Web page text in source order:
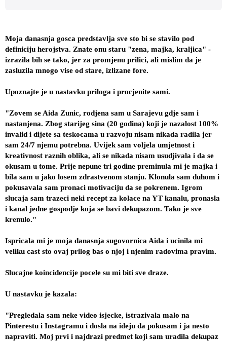
Moja danasnja gosca predstavlja sve sto bi se stavilo pod
definiciju herojstva. Znate onu staru "zena, majka, kraljica" -
izrazila bih se tako, jer za promjenu prilici, ali mislim da je
zasluzila mnogo vise od stare, izlizane fore.
Upoznajte je u nastavku priloga i procjenite sami.
"Zovem se Aida Zunic, rodjena sam u Sarajevu gdje sam i
nastanjena. Zbog starijeg sina (20 godina) koji je nazalost 100%
invalid i dijete sa teskocama u razvoju nisam nikada radila jer
sam 24/7 njemu potrebna. Uvijek sam voljela umjetnost i
kreativnost raznih oblika, ali se nikada nisam usudjivala i da se
okusam u tome. Prije nepune tri godine preminula mi je majka i
bila sam u jako losem zdrastvenom stanju. Klonula sam duhom i
pokusavala sam pronaci motivaciju da se pokrenem. Igrom
slucaja sam trazeci neki recept za kolace na YT kanalu, pronasla
i kanal jedne gospodje koja se bavi dekupazom. Tako je sve
krenulo."
Ispricala mi je moja danasnja sugovornica Aida i ucinila mi
veliku cast sto ovaj prilog bas o njoj i njenim radovima pravim.
Slucajne koincidencije pocele su mi biti sve draze.
U nastavku je kazala:
"Pregledala sam neke video isjecke, istrazivala malo na
Pinterestu i Instagramu i dosla na ideju da pokusam i ja nesto
napraviti. Moj prvi i najdrazi predmet koji sam uradila dekupaz